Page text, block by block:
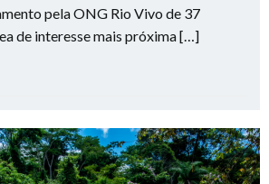
pela ONG Rio Vivo de 37
de interesse mais próxima […]